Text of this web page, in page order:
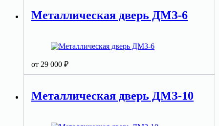
Металлическая дверь ДМЗ-6
от 29 000 ₽
Металлическая дверь ДМЗ-10